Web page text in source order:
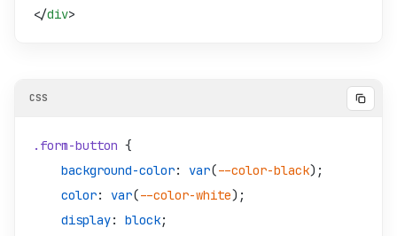
</div>
.form-button {
    background-color
: var(--color-black);
    color
: var(--color-white);
    display
: block;